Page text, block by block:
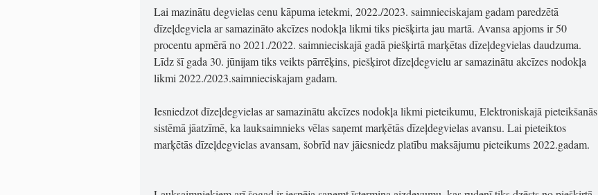
Lai mazinātu degvielas cenu kāpuma ietekmi, 2022./2023. saimnieciskajam gadam paredzētā
dīzeļdegviela ar samazināto akcīzes nodokļa likmi tiks piešķirta jau martā. Avansa apjoms ir 50
procentu apmērā no 2021./2022. saimnieciskajā gadā piešķirtā marķētas dīzeļdegvielas daudzuma.
Līdz šī gada 30. jūnijam tiks veikts pārrēķins, piešķirot dīzeļdegvielu ar samazinātu akcīzes nodokļa
likmi 2022./2023.saimnieciskajam gadam.
Iesniedzot dīzeļdegvielas ar samazinātu akcīzes nodokļa likmi pieteikumu, Elektroniskajā pieteikšanās
sistēmā jāatzīmē, ka lauksaimnieks vēlas saņemt marķētās dīzeļdegvielas avansu. Lai pieteiktos
marķētās dīzeļdegvielas avansam, šobrīd nav jāiesniedz platību maksājumu pieteikums 2022.gadam.